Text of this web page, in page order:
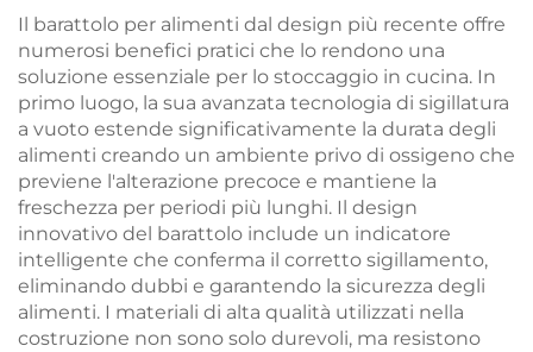
500ml
Il barattolo per alimenti dal design più recente offre
numerosi benefici pratici che lo rendono una
soluzione essenziale per lo stoccaggio in cucina. In
primo luogo, la sua avanzata tecnologia di sigillatura
a vuoto estende significativamente la durata degli
alimenti creando un ambiente privo di ossigeno che
previene l'alterazione precoce e mantiene la
freschezza per periodi più lunghi. Il design
innovativo del barattolo include un indicatore
intelligente che conferma il corretto sigillamento,
eliminando dubbi e garantendo la sicurezza degli
alimenti. I materiali di alta qualità utilizzati nella
costruzione non sono solo durevoli, ma resistono